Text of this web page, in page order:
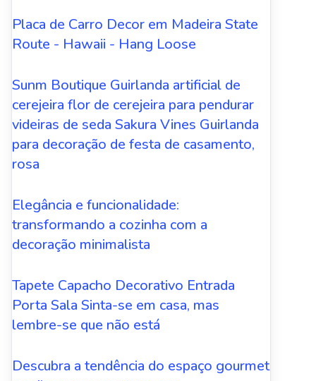
Placa de Carro Decor em Madeira State
Route - Hawaii - Hang Loose
Sunm Boutique Guirlanda artificial de
cerejeira flor de cerejeira para pendurar
videiras de seda Sakura Vines Guirlanda
para decoração de festa de casamento,
rosa
Elegância e funcionalidade:
transformando a cozinha com a
decoração minimalista
Tapete Capacho Decorativo Entrada
Porta Sala Sinta-se em casa, mas
lembre-se que não está
Descubra a tendência do espaço gourmet